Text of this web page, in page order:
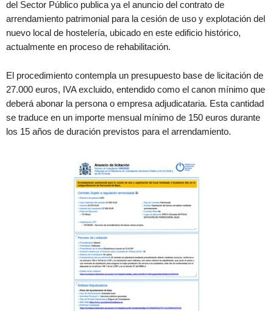
del Sector Público publica ya el anuncio del contrato de
arrendamiento patrimonial para la cesión de uso y explotación del
nuevo local de hostelería, ubicado en este edificio histórico,
actualmente en proceso de rehabilitación.
El procedimiento contempla un presupuesto base de licitación de
27.000 euros, IVA excluido, entendido como el canon mínimo que
deberá abonar la persona o empresa adjudicataria. Esta cantidad
se traduce en un importe mensual mínimo de 150 euros durante
los 15 años de duración previstos para el arrendamiento.